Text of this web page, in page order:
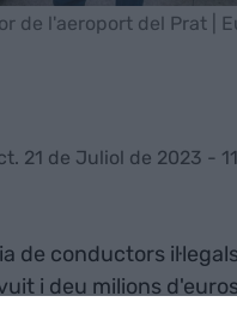
de l'aeroport del Prat |
21 de Juliol de 2023 -
de conductors
i deu milions